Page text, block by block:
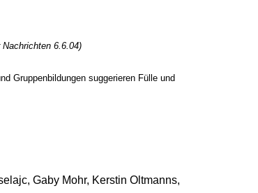
Nachrichten 6.6.04)
Gruppenbildungen suggerieren Fülle und
Gaby Mohr, Kerstin Oltmanns,